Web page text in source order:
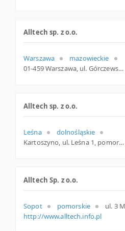
Alltech sp. z o.o.
Warszawa
mazowieckie
01-459 Warszawa, ul. Górczewska 179 a, mazowieckie
Alltech sp. z o.o.
Leśna
dolnośląskie
Kartoszyno, ul. Leśna 1, pomorskie
Alltech Sp. z o.o.
Sopot pomorskie
ul. 3
http://www.alltech.info.pl